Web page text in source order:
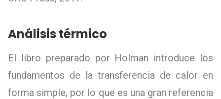
Análisis térmico
El libro preparado por Holman introduce los
fundamentos de la transferencia de calor en
forma simple, por lo que es una gran referencia